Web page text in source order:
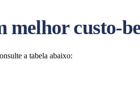
melhor custo-
a tabela abaixo: